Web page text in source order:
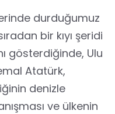
durduğumuz
bir kıyı şeridi
gösterdiğinde, Ulu
Atatürk,
denizle
ve ülkenin